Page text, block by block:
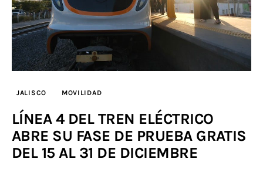
JALISCO MOVILIDAD
LÍNEA 4 DEL TREN ELÉCTRICO
ABRE SU FASE DE PRUEBA GRATIS
DEL 15 AL 31 DE DICIEMBRE